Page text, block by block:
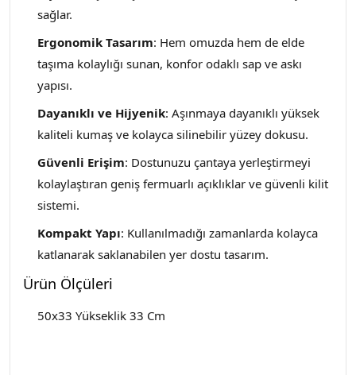
sağlar.
Ergonomik Tasarım: Hem omuzda hem de elde
taşıma kolaylığı sunan, konfor odaklı sap ve askı
yapısı.
Dayanıklı ve Hijyenik: Aşınmaya dayanıklı yüksek
kaliteli kumaş ve kolayca silinebilir yüzey dokusu.
Güvenli Erişim: Dostunuzu çantaya yerleştirmeyi
kolaylaştıran geniş fermuarlı açıklıklar ve güvenli kilit
sistemi.
Kompakt Yapı: Kullanılmadığı zamanlarda kolayca
katlanarak saklanabilen yer dostu tasarım.
Ürün Ölçüleri
50x33 Yükseklik 33 Cm